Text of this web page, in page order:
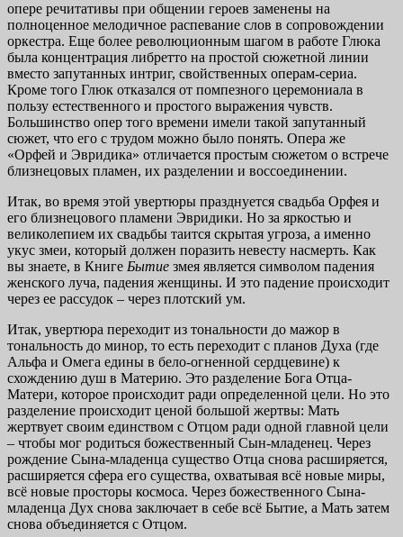
опере речитативы при общении героев заменены на
полноценное мелодичное распевание слов в сопровождении
оркестра. Еще более революционным шагом в работе Глюка
была концентрация либретто на простой сюжетной линии
вместо запутанных интриг, свойственных операм-сериа.
Кроме того Глюк отказался от помпезного церемониала в
пользу естественного и простого выражения чувств.
Большинство опер того времени имели такой запутанный
сюжет, что его с трудом можно было понять. Опера же
«Орфей и Эвридика» отличается простым сюжетом о встрече
близнецовых пламен, их разделении и воссоединении.
Итак, во время этой увертюры празднуется свадьба Орфея и
его близнецового пламени Эвридики. Но за яркостью и
великолепием их свадьбы таится скрытая угроза, а именно
укус змеи, который должен поразить невесту насмерть. Как
вы знаете, в Книге Бытие змея является символом падения
женского луча, падения женщины. И это падение происходит
через ее рассудок – через плотский ум.
Итак, увертюра переходит из тональности до мажор в
тональность до минор, то есть переходит с планов Духа (где
Альфа и Омега едины в бело-огненной сердцевине) к
схождению душ в Материю. Это разделение Бога Отца-
Матери, которое происходит ради определенной цели. Но это
разделение происходит ценой большой жертвы: Мать
жертвует своим единством с Отцом ради одной главной цели
– чтобы мог родиться божественный Сын-младенец. Через
рождение Сына-младенца существо Отца снова расширяется,
расширяется сфера его существа, охватывая всё новые миры,
всё новые просторы космоса. Через божественного Сына-
младенца Дух снова заключает в себе всё Бытие, а Мать затем
снова объединяется с Отцом.